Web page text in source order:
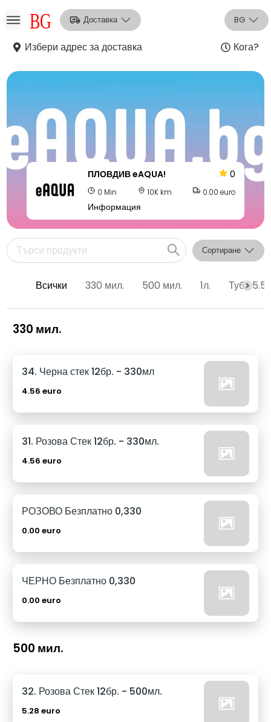
НО
Регистрация
Доставка BG
Избери адрес за доставка Кога?
ПЛОВДИВ eAQUA! 0
0 Min 10K km 0.00 euro
Информация
Сортиране
Всички 330 мил. 500 мил. 1л. Туба
330 мил.
34. Черна стек 12бр. - 330мл
4.56 euro
31. Розова Стек 12бр. - 330мл.
4.56 euro
РОЗОВО Безплатно 0,330
0.00 euro
ЧЕРНО Безплатно 0,330
0.00 euro
500 мил.
32. Розова Стек 12бр. - 500мл.
5.28 euro